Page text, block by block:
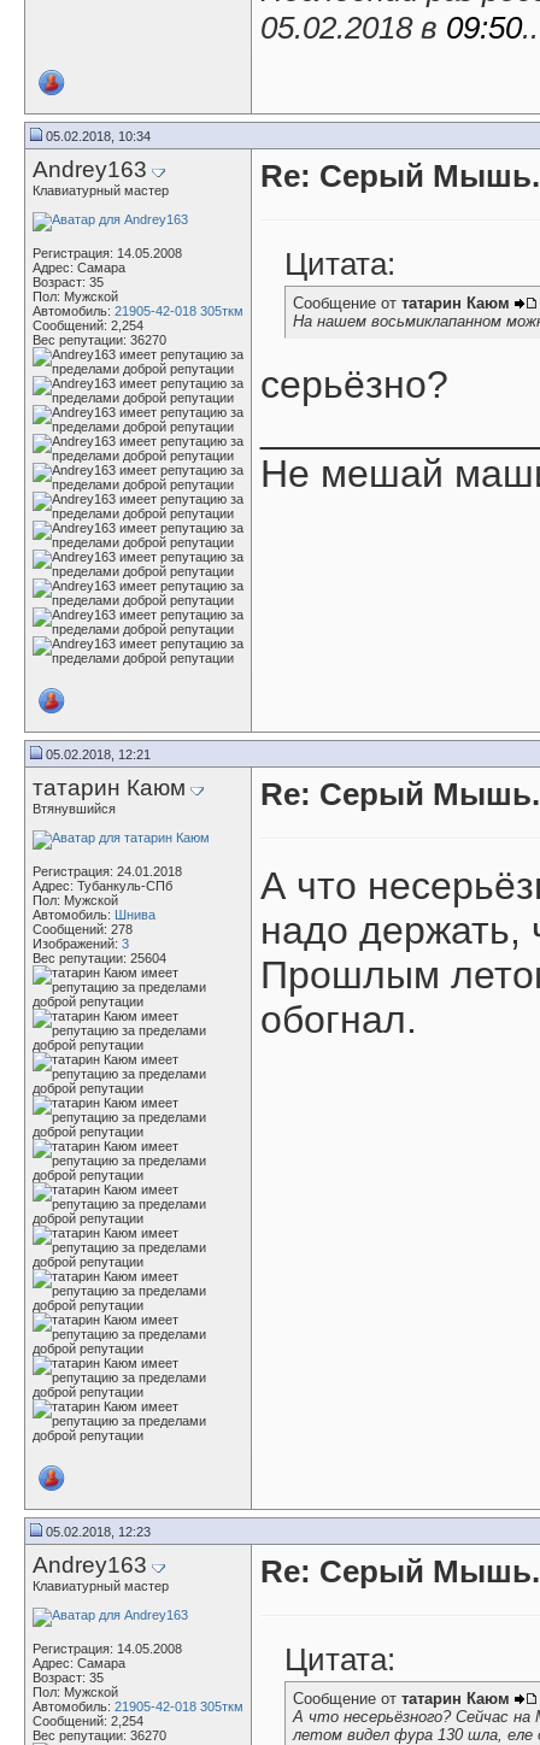
05.02.2018 в 09:50
05.02.2018, 10:34
Andrey163
Клавиатурный мастер
Регистрация: 14.05.2008
Адрес: Самара
Возраст: 35
Пол: Мужской
Автомобиль: 21905-42-018 305ткм
Сообщений: 2,254
Вес репутации: 36270
Re: Серый Мышь.
Цитата:
Сообщение от татарин Каюм
На нашем восьмиклапанном
серьёзно?
Не мешай
05.02.2018, 12:21
татарин Каюм
Втянувшийся
Регистрация: 24.01.2018
Адрес: Тубанкуль-СПб
Пол: Мужской
Автомобиль: Шнива
Сообщений: 278
Изображений: 3
Вес репутации: 25604
Re: Серый Мышь.
А что
надо
Прошлым
обогнал.
05.02.2018, 12:23
Andrey163
Клавиатурный мастер
Регистрация: 14.05.2008
Адрес: Самара
Возраст: 35
Пол: Мужской
Автомобиль: 21905-42-018 305ткм
Сообщений: 2,254
Вес репутации: 36270
Re: Серый Мышь.
Цитата:
Сообщение от татарин Каюм
А что несерьёзного? Сейчас
летом видел фура 130 шла, еле